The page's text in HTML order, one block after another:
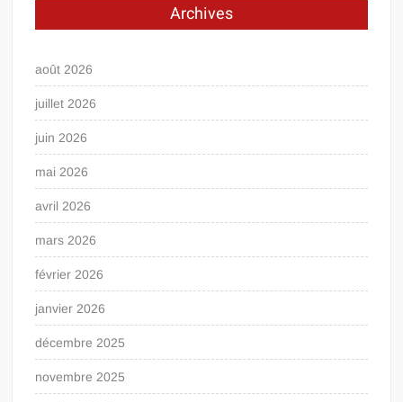
Archives
août 2026
juillet 2026
juin 2026
mai 2026
avril 2026
mars 2026
février 2026
janvier 2026
décembre 2025
novembre 2025